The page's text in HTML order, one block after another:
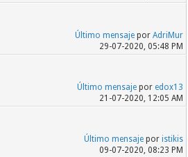
Último mensajepor AdriMur
29-07-2020, 05:48 PM
Último mensajepor edox13
21-07-2020, 12:05 AM
Último mensajepor istikis
09-07-2020, 08:23 PM